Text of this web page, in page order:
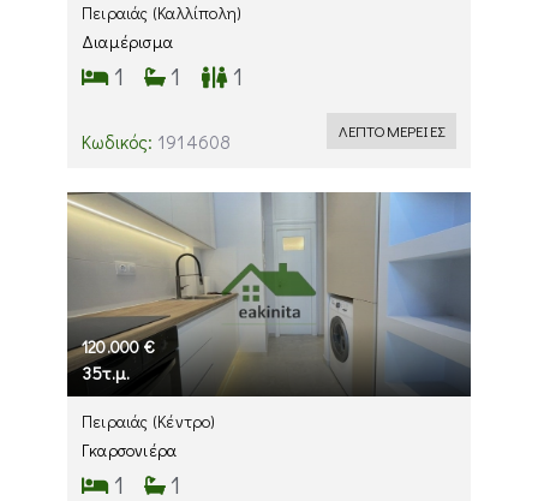
Πειραιάς (Καλλίπολη)
Διαμέρισμα
1 1 1
Κωδικός: 1914608 ΛΕΠΤΟΜΕΡΕΙΕΣ
120.000 €
35τ.μ.
Πειραιάς (Κέντρο)
Γκαρσονιέρα
1 1